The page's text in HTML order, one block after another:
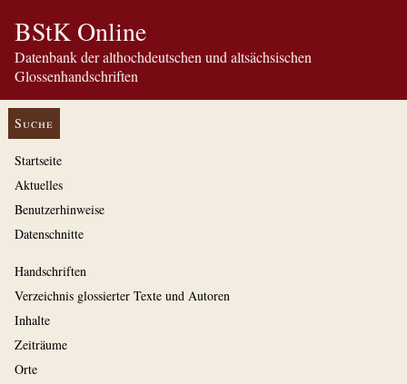
BStK Online
Datenbank der althochdeutschen und altsächsischen
Glossenhandschriften
Suche
Startseite
Aktuelles
Benutzerhinweise
Datenschnitte
Handschriften
Verzeichnis glossierter Texte und Autoren
Inhalte
Zeiträume
Orte